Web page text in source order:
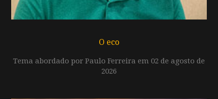
O eco
Tema abordado por Paulo Ferreira em 02 de agosto de
2026